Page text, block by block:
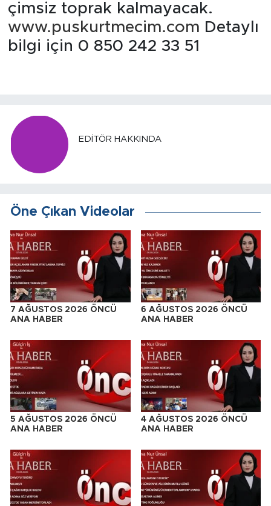
çimsiz toprak kalmayacak.
www.puskurtmecim.com Detaylı
bilgi için 0 850 242 33 51
EDITÖR HAKKINDA
Öne Çıkan Videolar
7 AĞUSTOS 2026 ÖNCÜ
ANA HABER
6 AĞUSTOS 2026 ÖNCÜ
ANA HABER
5 AĞUSTOS 2026 ÖNCÜ
ANA HABER
4 AĞUSTOS 2026 ÖNCÜ
ANA HABER